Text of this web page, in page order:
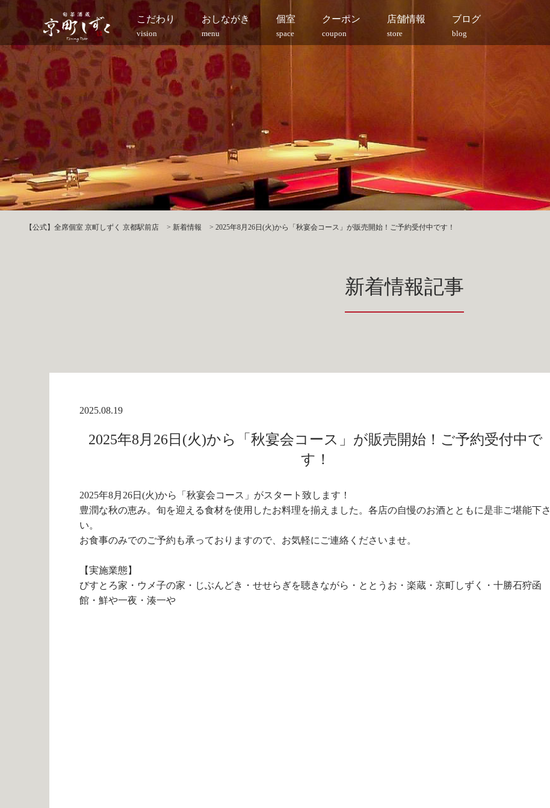
こだわり
vision
おしながき
menu
個室
space
クーポン
coupon
店舗情報
store
ブログ
blog
【公式】全席個室 京町しずく 京都駅前店 > 新着情報 > 2025年8月26日(火)から「秋宴会コース」が販売開始！ご予約受付中です！
新着情報記事
2025.08.19
2025年8月26日(火)から「秋宴会コース」が販売開始！ご予約受付中で
す！
2025年8月26日(火)から「秋宴会コース」がスタート致します！
豊潤な秋の恵み。旬を迎える食材を使用したお料理を揃えました。各店の自慢のお酒とともに是非ご堪能下さ
い。
お食事のみでのご予約も承っておりますので、お気軽にご連絡くださいませ。
【実施業態】
びすとろ家・ウメ子の家・じぶんどき・せせらぎを聴きながら・ととうお・楽蔵・京町しずく・十勝石狩函
館・鮮や一夜・湊一や